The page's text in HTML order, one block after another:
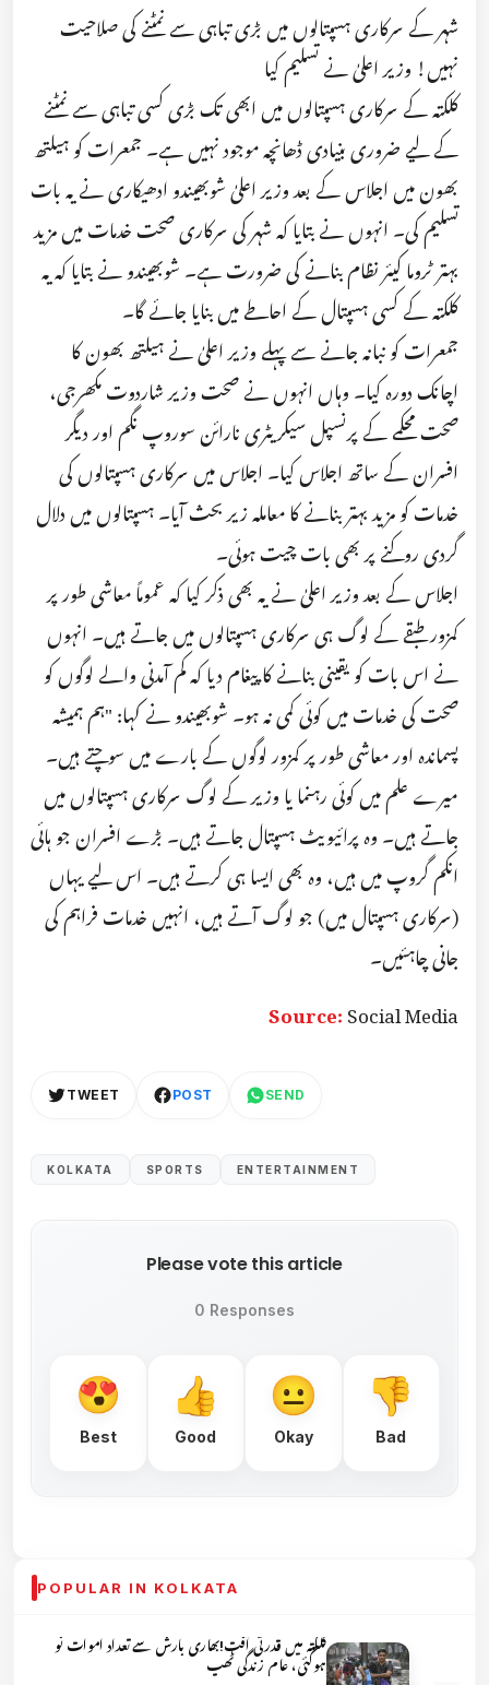
شہر کے سرکاری ہسپتالوں میں بڑی تباہی سے نمٹنے کی صلاحیت
نہیں! وزیر اعلیٰ نے تسلیم کیا
کلکتہ کے سرکاری ہسپتالوں میں ابھی تک بڑی کسی تباہی سے نمٹنے
کے لیے ضروری بنیادی ڈھانچہ موجود نہیں ہے۔ جمعرات کو ہیلتھ
بھون میں اجلاس کے بعد وزیر اعلیٰ شوبھیندو ادھیکاری نے یہ بات
تسلیم کی۔ انہوں نے بتایا کہ شہر کی سرکاری صحت خدمات میں مزید
بہتر ٹروما کیئر نظام بنانے کی ضرورت ہے۔ شوبھیندو نے بتایا کہ یہ
کلکتہ کے کسی ہسپتال کے احاطے میں بنایا جائے گا۔
جمعرات کو نبانہ جانے سے پہلے وزیر اعلیٰ نے ہیلتھ بھون کا
اچانک دورہ کیا۔ وہاں انہوں نے صحت وزیر شاردوت مکھرجی،
صحت محکمے کے پرنسپل سیکریٹری نارائن سوروپ نگم اور دیگر
افسران کے ساتھ اجلاس کیا۔ اجلاس میں سرکاری ہسپتالوں کی
خدمات کو مزید بہتر بنانے کا معاملہ زیر بحث آیا۔ ہسپتالوں میں دلال
گردی روکنے پر بھی بات چیت ہوئی۔
اجلاس کے بعد وزیر اعلیٰ نے یہ بھی ذکر کیا کہ عموماً معاشی طور پر
کمزور طبقے کے لوگ ہی سرکاری ہسپتالوں میں جاتے ہیں۔ انہوں
نے اس بات کو یقینی بنانے کا پیغام دیا کہ کم آمدنی والے لوگوں کو
صحت کی خدمات میں کوئی کمی نہ ہو۔ شوبھیندو نے کہا: "ہم ہمیشہ
پسماندہ اور معاشی طور پر کمزور لوگوں کے بارے میں سوچتے ہیں۔
میرے علم میں کوئی رہنما یا وزیر کے لوگ سرکاری ہسپتالوں میں
جاتے ہیں۔ وہ پرائیویٹ ہسپتال جاتے ہیں۔ بڑے افسران جو ہائی
انکم گروپ میں ہیں، وہ بھی ایسا ہی کرتے ہیں۔ اس لیے یہاں
(سرکاری ہسپتال میں) جو لوگ آتے ہیں، انہیں خدمات فراہم کی
جانی چاہئیں۔
Source:Social Media
TWEET POST SEND
KOLKATA SPORTS ENTERTAINMENT
Please vote this article
0 Responses
Best Good Okay Bad
POPULAR IN KOLKATA
کلکتہ میں قدرتی آفت!بھاری بارش سے تعداد اموات نو
ہوگئی، عام زندگی ٹھپ